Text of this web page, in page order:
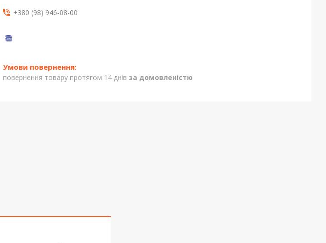
+380 (98) 946-08-00
повернення товару протягом 14 днів за домовленістю